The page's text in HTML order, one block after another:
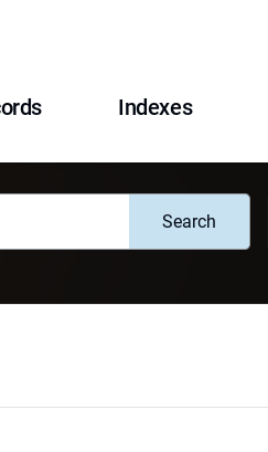
Indexes
Search